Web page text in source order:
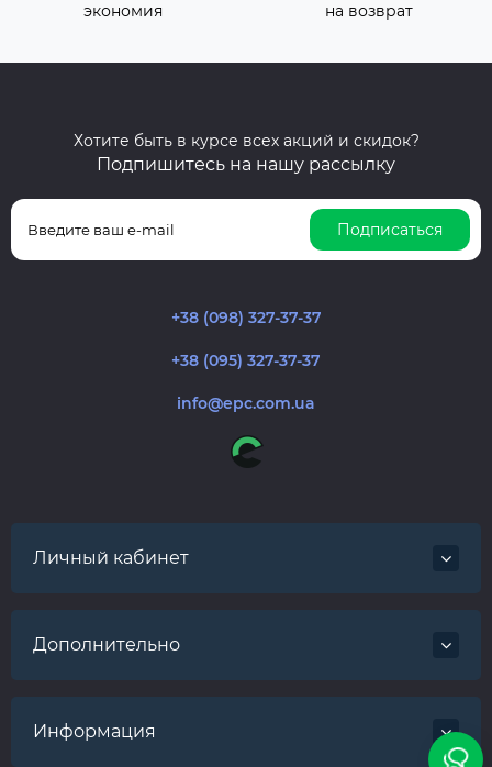
экономия
на возврат
Хотите быть в курсе всех акций и скидок?
Подпишитесь на нашу рассылку
Подписаться
+38 (098) 327-37-37
+38 (095) 327-37-37
info@epc.com.ua
Личный кабинет
Дополнительно
Информация